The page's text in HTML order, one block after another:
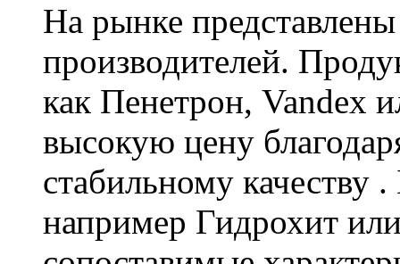
На рынке
производителей.
как Пенетрон, Vandex
высокую цену
стабильному качеству
например Гидрохит